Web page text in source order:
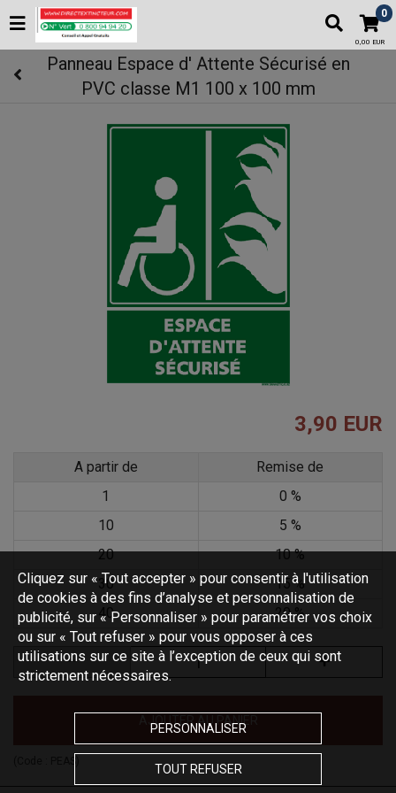
0
0,00 EUR
Panneau Espace d' Attente Sécurisé en
PVC classe M1 100 x 100 mm
3,90 EUR
A partir de
Remise de
1
0 %
10
5 %
20
10 %
30
15 %
40
20 %
AJOUTER AU PANIER
Cliquez sur « Tout accepter » pour consentir à l'utilisation
de cookies à des fins d’analyse et personnalisation de
publicité, sur « Personnaliser » pour paramétrer vos choix
ou sur « Tout refuser » pour vous opposer à ces
utilisations sur ce site à l’exception de ceux qui sont
strictement nécessaires.
PERSONNALISER
TOUT REFUSER